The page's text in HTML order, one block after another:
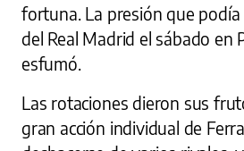
fortuna. La presión que
del Real Madrid el sábado en
esfumó.
Las rotaciones dieron sus
gran acción individual de